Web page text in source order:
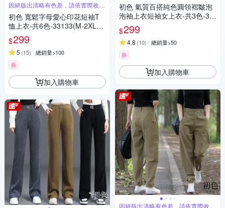
因絕版出清略有色差，請依實際收到
商品為主
初色 寬鬆字母愛心印花短袖T
恤上衣-共6色-33133(M-2XL可
選)
$299
5 (15) 總銷量>100
券
加入購物車
初色 氣質百搭純色圓領褶皺泡
泡袖上衣短袖女上衣-共3色-35
596(M-3XL可選)
$299
4.8 (10) 總銷量>50
券
加入購物車
因絕版出清略有色差，請依實際收到